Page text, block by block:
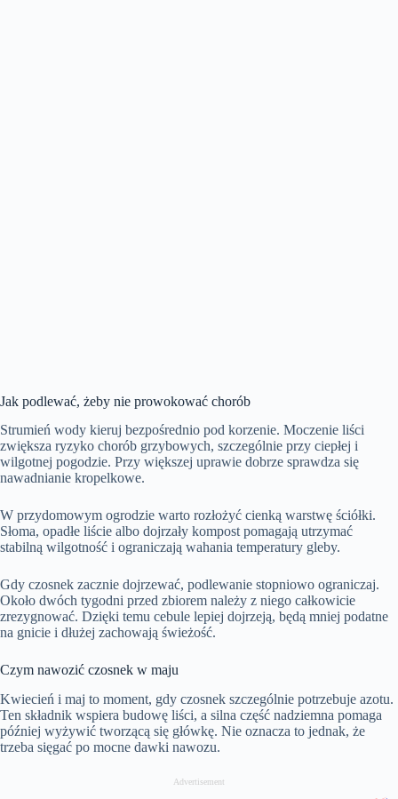
Jak podlewać, żeby nie prowokować chorób
Strumień wody kieruj bezpośrednio pod korzenie. Moczenie liści
zwiększa ryzyko chorób grzybowych, szczególnie przy ciepłej i
wilgotnej pogodzie. Przy większej uprawie dobrze sprawdza się
nawadnianie kropelkowe.
W przydomowym ogrodzie warto rozłożyć cienką warstwę ściółki.
Słoma, opadłe liście albo dojrzały kompost pomagają utrzymać
stabilną wilgotność i ograniczają wahania temperatury gleby.
Gdy czosnek zacznie dojrzewać, podlewanie stopniowo ograniczaj.
Około dwóch tygodni przed zbiorem należy z niego całkowicie
zrezygnować. Dzięki temu cebule lepiej dojrzeją, będą mniej podatne
na gnicie i dłużej zachowają świeżość.
Czym nawozić czosnek w maju
Kwiecień i maj to moment, gdy czosnek szczególnie potrzebuje azotu.
Ten składnik wspiera budowę liści, a silna część nadziemna pomaga
później wyżywić tworzącą się główkę. Nie oznacza to jednak, że
trzeba sięgać po mocne dawki nawozu.
Advertisement